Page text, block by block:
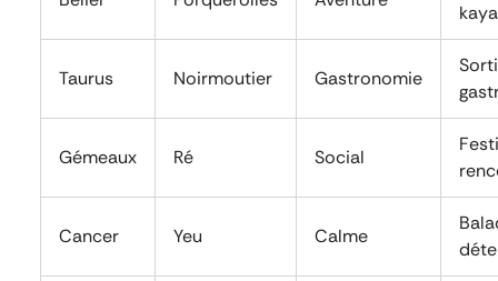
Taurus Noirmoutier Gastronomie
Gémeaux Ré Social
Cancer Yeu Calme